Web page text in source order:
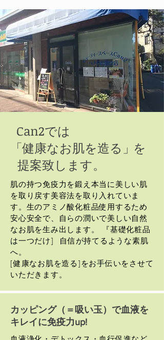
Can2では
「 健康なお肌を造る 」 を
提案致します。
肌の持つ免疫力を鍛え本当に美しい肌
を取り戻す美容法を取り入れていま
す。生のアミノ酸化粧品使用するため
安心安全で、自らの潤いで美しい自然
なお肌を生み出します。 『基礎化粧品
は一つだけ] 自信が持てるような素肌
へ。
[健康なお肌を造る]をお手伝いをさせて
いただきます。
カッピング（＝吸い玉）で血液を
キレイに免疫力up!